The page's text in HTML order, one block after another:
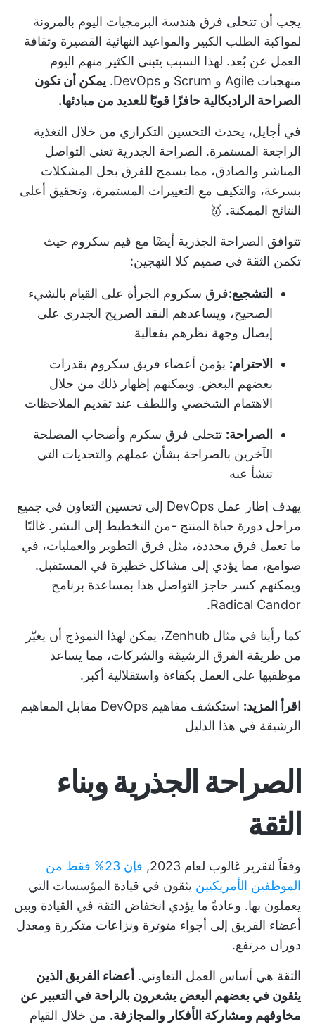
يجب أن تتحلى فرق هندسة البرمجيات اليوم بالمرونة
لمواكبة الطلب الكبير والمواعيد النهائية القصيرة وثقافة
العمل عن بُعد. لهذا السبب يتبنى الكثير منهم اليوم
منهجيات Agile و Scrum و DevOps.
يمكن أن تكون
الصراحة الراديكالية حافزًا قويًا للعديد من مبادئها.
في أجايل، يحدث التحسين التكراري من خلال التغذية
الراجعة المستمرة. الصراحة الجذرية تعني التواصل
المباشر والصادق، مما يسمح للفرق بحل المشكلات
بسرعة، والتكيف مع التغييرات المستمرة، وتحقيق أعلى
النتائج الممكنة. 🥇
تتوافق الصراحة الجذرية أيضًا مع قيم سكروم حيث
تكمن الثقة في صميم كلا النهجين:
التشجيع:فرق سكروم الجرأة على القيام بالشيء
الصحيح، ويساعدهم النقد الصريح الجذري على
إيصال وجهة نظرهم بفعالية
الاحترام: يؤمن أعضاء فريق سكروم بقدرات
بعضهم البعض. ويمكنهم إظهار ذلك من خلال
الاهتمام الشخصي واللطف عند تقديم الملاحظات
الصراحة: تتحلى فرق سكرم وأصحاب المصلحة
الآخرين بالصراحة بشأن عملهم والتحديات التي
تنشأ عنه
يهدف إطار عمل DevOps إلى
تحسين التعاون في جميع
مراحل دورة حياة المنتج -من التخطيط إلى النشر. غالبًا
ما تعمل فرق محددة، مثل فرق التطوير والعمليات، في
صوامع، مما يؤدي إلى مشاكل خطيرة في المستقبل.
ويمكنهم كسر حاجز التواصل هذا بمساعدة برنامج
Radical Candor.
كما رأينا في مثال Zenhub، يمكن لهذا النموذج أن يغيّر
من طريقة الفرق الرشيقة والشركات، مما يساعد
موظفيها على العمل بكفاءة واستقلالية أكبر.
اقرأ المزيد: استكشف
مفاهيم DevOps مقابل المفاهيم
الرشيقة في هذا الدليل
الصراحة الجذرية وبناء
الثقة
وفقاً لتقرير غالوب لعام 2023,
فإن 23% فقط من
الموظفين الأمريكيين يثقون في قيادة المؤسسات التي
يعملون بها. وعادةً ما يؤدي انخفاض الثقة في القيادة وبين
أعضاء الفريق إلى أجواء متوترة ونزاعات متكررة ومعدل
دوران مرتفع.
الثقة هي أساس العمل التعاوني. أعضاء الفريق الذين
يثقون في بعضهم البعض يشعرون بالراحة في التعبير عن
مخاوفهم ومشاركة الأفكار والمجازفة. من خلال القيام